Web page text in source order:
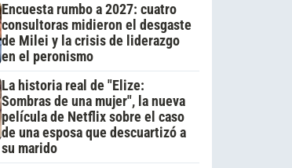
Encuesta rumbo a 2027: cuatro
consultoras midieron el desgaste
de Milei y la crisis de liderazgo
en el peronismo
La historia real de "Elize:
Sombras de una mujer", la nueva
película de Netflix sobre el caso
de una esposa que descuartizó a
su marido